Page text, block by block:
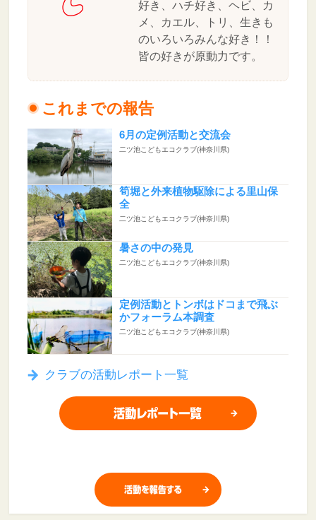
好き、ハチ好き、ヘビ、カ
メ、カエル、トリ、生きも
のいろいろみんな好き！！
皆の好きが原動力です。
これまでの報告
6月の定例活動と交流会
二ツ池こどもエコクラブ(神奈川県)
筍堀と外来植物駆除による里山保
全
二ツ池こどもエコクラブ(神奈川県)
暑さの中の発見
二ツ池こどもエコクラブ(神奈川県)
定例活動とトンボはドコまで飛ぶ
かフォーラム本調査
二ツ池こどもエコクラブ(神奈川県)
クラブの活動レポート一覧